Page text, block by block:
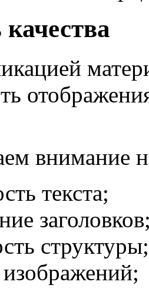
внимание
текста;
структуры;
изображений;